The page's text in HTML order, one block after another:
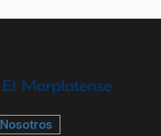
Nosotros